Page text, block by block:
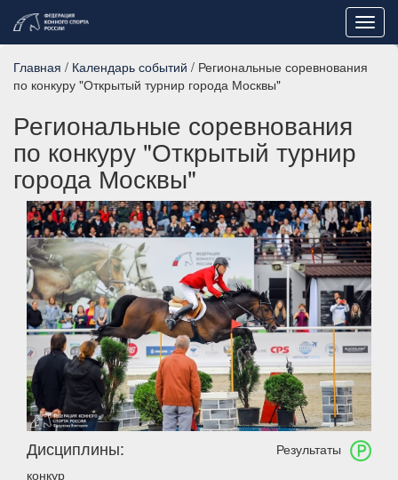
Главная / Календарь событий / Региональные соревнования
по конкуру "Открытый турнир города Москвы"
Региональные соревнования
по конкуру "Открытый турнир
города Москвы"
Результаты
Дисциплины:
конкур